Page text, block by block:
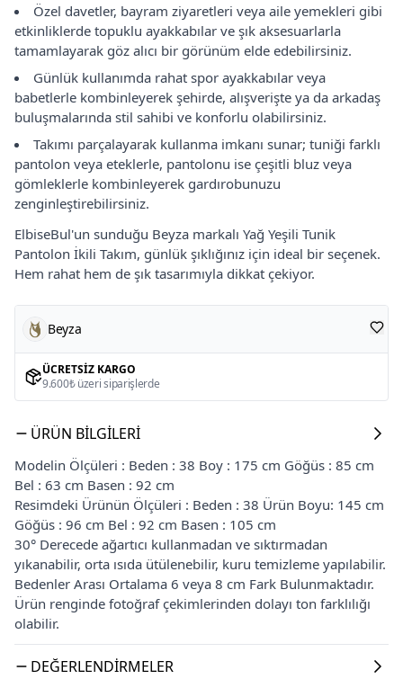
Özel davetler, bayram ziyaretleri veya aile yemekleri gibi
etkinliklerde topuklu ayakkabılar ve şık aksesuarlarla
tamamlayarak göz alıcı bir görünüm elde edebilirsiniz.
Günlük kullanımda rahat spor ayakkabılar veya
babetlerle kombinleyerek şehirde, alışverişte ya da arkadaş
buluşmalarında stil sahibi ve konforlu olabilirsiniz.
Takımı parçalayarak kullanma imkanı sunar; tuniği farklı
pantolon veya eteklerle, pantolonu ise çeşitli bluz veya
gömleklerle kombinleyerek gardırobunuzu
zenginleştirebilirsiniz.
ElbiseBul'un sunduğu Beyza markalı Yağ Yeşili Tunik
Pantolon İkili Takım, günlük şıklığınız için ideal bir seçenek.
Hem rahat hem de şık tasarımıyla dikkat çekiyor.
Beyza
ÜCRETSIZ KARGO
9.600₺ üzeri siparişlerde
ÜRÜN BILGILERI
Modelin Ölçüleri : Beden : 38 Boy : 175 cm Göğüs : 85 cm
Bel : 63 cm Basen : 92 cm
Resimdeki Ürünün Ölçüleri : Beden : 38 Ürün Boyu: 145 cm
Göğüs : 96 cm Bel : 92 cm Basen : 105 cm
30° Derecede ağartıcı kullanmadan ve sıktırmadan
yıkanabilir, orta ısıda ütülenebilir, kuru temizleme yapılabilir.
Bedenler Arası Ortalama 6 veya 8 cm Fark Bulunmaktadır.
Ürün renginde fotoğraf çekimlerinden dolayı ton farklılığı
olabilir.
DEĞERLENDIRMELER